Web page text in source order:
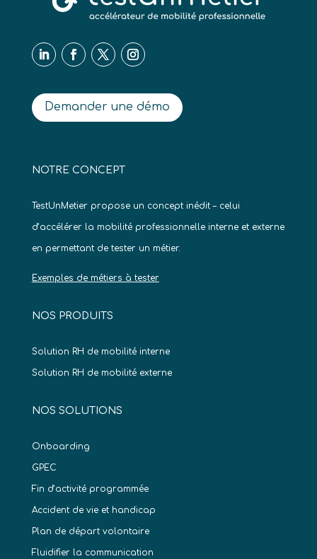
Demander une démo
NOTRE CONCEPT
TestUnMetier propose un concept inédit – celui
d’accélérer la mobilité professionnelle interne et externe
en permettant de tester un métier.
Exemples de métiers à tester
NOS PRODUITS
Solution RH de mobilité interne
Solution RH de mobilité externe
NOS SOLUTIONS
Onboarding
GPEC
Fin d’activité programmée
Accident de vie et handicap
Plan de départ volontaire
Fluidifier la communication